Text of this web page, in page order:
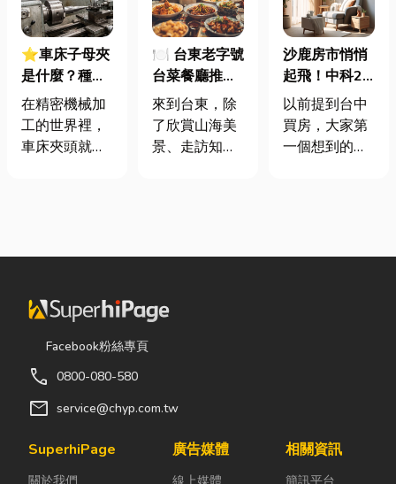
⭐車床子母夾
是什麼？種
類、規格挑選
與台灣採購推
薦完整指南
在精密機械加
工的世界裡，
車床夾頭就像
的工件。然
到少量多樣、
異形材或精密
棒材的訂單
往往需要耗費
大量時間拆裝
這時，車床子
🍽️ 台東老字號
台菜餐廳推薦
｜在地人聚餐
首選，經典合
菜一次滿足
來到台東，除
了欣賞山海美
景、走訪知名
相較於一般小
展現台東的人
聚會、公司聚
團體用餐，都
沙鹿房市悄悄
起飛！中科2
期＋台積電效
應發酵，現在
很多人開始看
以前提到台中
買房，大家第
一個想到的大
度越來越高
通變方便，生
Facebook粉絲專頁
call 0800-080-580
mail service@chyp.com.tw
SuperhiPage
關於我們
廣告媒體
線上媒體
相關資訊
簡訊平台